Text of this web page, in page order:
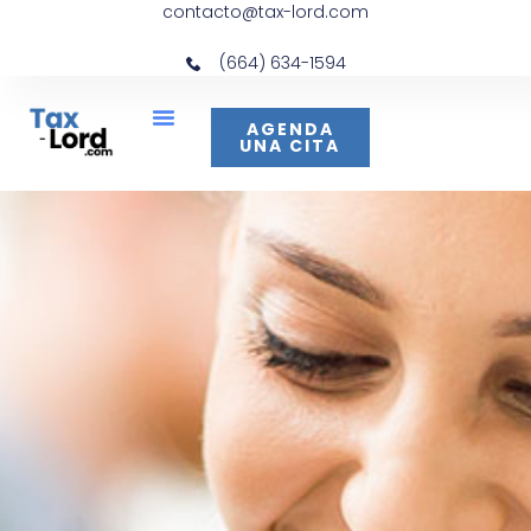
contacto@tax-lord.com
(664) 634-1594
AGENDA
UNA CITA